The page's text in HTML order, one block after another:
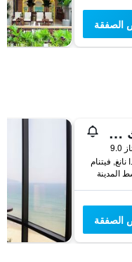
الصفقة
ليجيند بوتيك هوتل
الصفقة